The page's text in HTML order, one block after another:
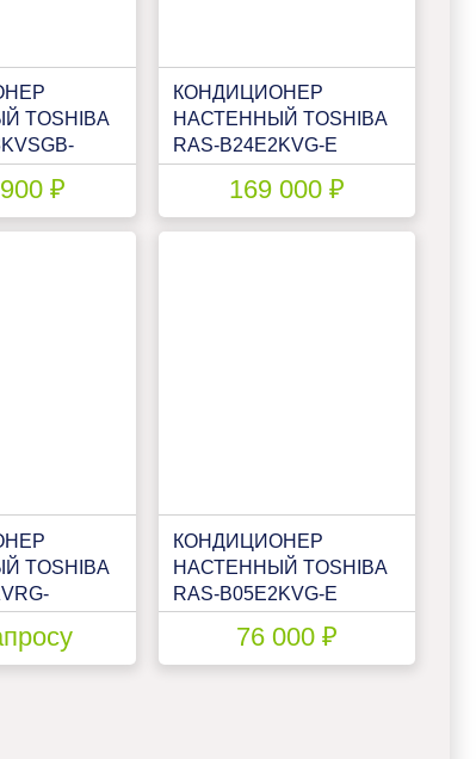
TOSHIBA
₽
КОНДИЦИОНЕР
НАСТЕННЫЙ TOSHIBA
RAS-B24E2KVG-E
169 000 ₽
TOSHIBA
КОНДИЦИОНЕР
НАСТЕННЫЙ TOSHIBA
RAS-B05E2KVG-E
76 000 ₽